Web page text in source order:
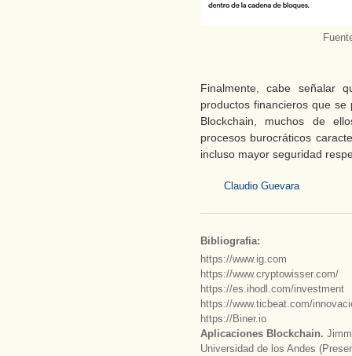
Finalmente, cabe señalar
productos financieros que
Blockchain, muchos de
procesos burocráticos
incluso mayor seguridad
Claudio Guevara
Bibliografia:
https://www.ig.com
https://www.cryptowisser.com/
https://es.ihodl.com/investment
https://www.ticbeat.com/
https://Biner.io
Aplicaciones Blockchain.
Universidad de los Andes